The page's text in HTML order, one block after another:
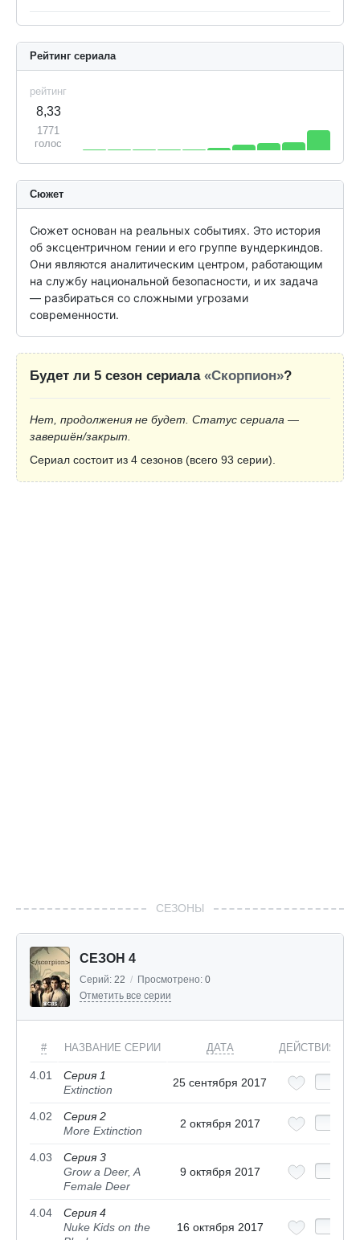
Рейтинг сериала
рейтинг
8,33
1771
голос
Сюжет
Сюжет основан на реальных событиях. Это история
об эксцентричном гении и его группе вундеркиндов.
Они являются аналитическим центром, работающим
на службу национальной безопасности, и их задача
— разбираться со сложными угрозами
современности.
Будет ли 5 сезон сериала «Скорпион»?
Нет, продолжения не будет. Статус сериала —
завершён/закрыт.
Сериал состоит из 4 сезонов (всего 93 серии).
СЕЗОНЫ
СЕЗОН 4
Серий: 22 / Просмотрено: 0
Отметить все серии
# НАЗВАНИЕ СЕРИИ ДАТА ДЕЙСТВИЯ
4.01
Серия 1
Extinction
25 сентября 2017
4.02
Серия 2
More Extinction
2 октября 2017
4.03
Серия 3
Grow a Deer, A
Female Deer
9 октября 2017
4.04
Серия 4
Nuke Kids on the
16 октября 2017